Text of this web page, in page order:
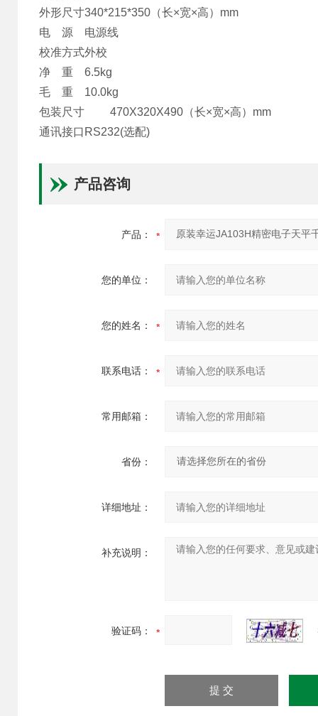
外形尺寸340*215*350（长×宽×高）mm
电 源
电源线
校准方式外校
净 重
6.5kg
毛 重
10.0kg
包装尺寸 470X320X490（长×宽×高）mm
通讯接口 RS232(选配)
产品咨询
产品：
您的单位：
您的姓名：
联系电话：
常用邮箱：
省份：
详细地址：
补充说明：
验证码：